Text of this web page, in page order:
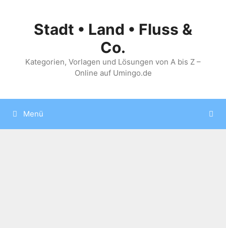
springenStadt • Land • Fluss &
Co.
Kategorien, Vorlagen und Lösungen von A bis Z –
Online auf Umingo.de
Menü